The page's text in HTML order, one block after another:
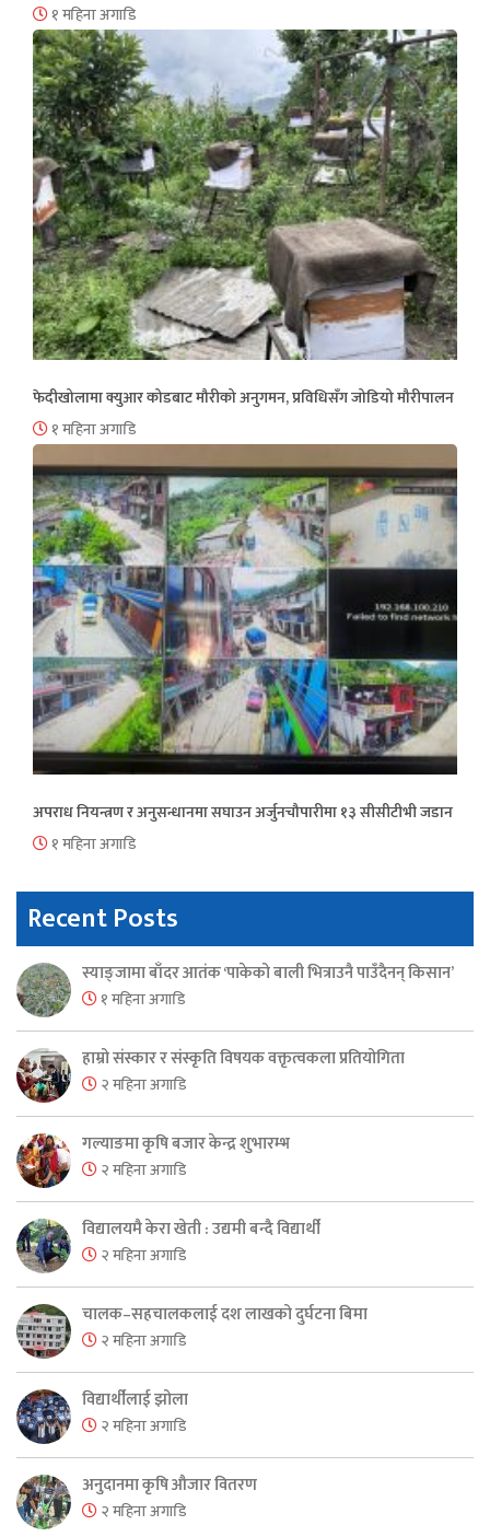
१ महिना अगाडि
फेदीखोलामा क्युआर कोडबाट मौरीको अनुगमन, प्रविधिसँग जोडियो मौरीपालन
१ महिना अगाडि
अपराध नियन्त्रण र अनुसन्धानमा सघाउन अर्जुनचौपारीमा १३ सीसीटीभी जडान
१ महिना अगाडि
Recent Posts
स्याङ्जामा बाँदर आतंक ‘पाकेको बाली भित्राउनै पाउँदैनन् किसान’
१ महिना अगाडि
हाम्रो संस्कार र संस्कृति विषयक वक्तृत्वकला प्रतियोगिता
२ महिना अगाडि
गल्याङमा कृषि बजार केन्द्र शुभारम्भ
२ महिना अगाडि
विद्यालयमै केरा खेती : उद्यमी बन्दै विद्यार्थी
२ महिना अगाडि
चालक–सहचालकलाई दश लाखको दुर्घटना बिमा
२ महिना अगाडि
विद्यार्थीलाई झोला
२ महिना अगाडि
अनुदानमा कृषि औजार वितरण
२ महिना अगाडि